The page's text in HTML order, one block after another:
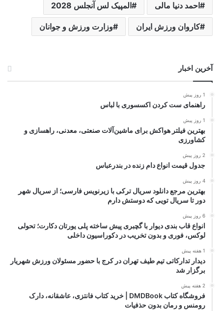
احمد دنیا مالی المپیک لس آنجلس 2028
کاروان ورزش ایران وزارت ورزش و جوانان
آخرین اخبار
1 روز پیش
راهنمای ست کردن اکسسوری با لباس
1 روز پیش
بهترین فیلتر هواکش برای ماشین‌آلات صنعتی، معدنی، راهسازی و
کشاورزی
2 روز پیش
جدول قیمت انواع دام زنده در بندرعباس
4 روز پیش
بهترین مرجع دانلود سریال ترکی با زیرنویس فارسی؛ از سریال شهر
دور تا سریال تویی که دوستش دارم
6 روز پیش
انواع قاب بندی دیوار با گچبری پیش ساخته پلی یورتان دکارت؛ تحولی
لوکس، فوری و بدون تخریب در دکوراسیون داخلی
1 هفته پیش
دیدار تدارکاتی تیم طیف تهران در کرج با حضور مسئولان ورزش شهریار
برگزار شد
2 هفته پیش
فروشگاه کتاب DMDBook | خرید کتاب فانتزی، عاشقانه، دارک
رومنس و رمان بدون حذفیات